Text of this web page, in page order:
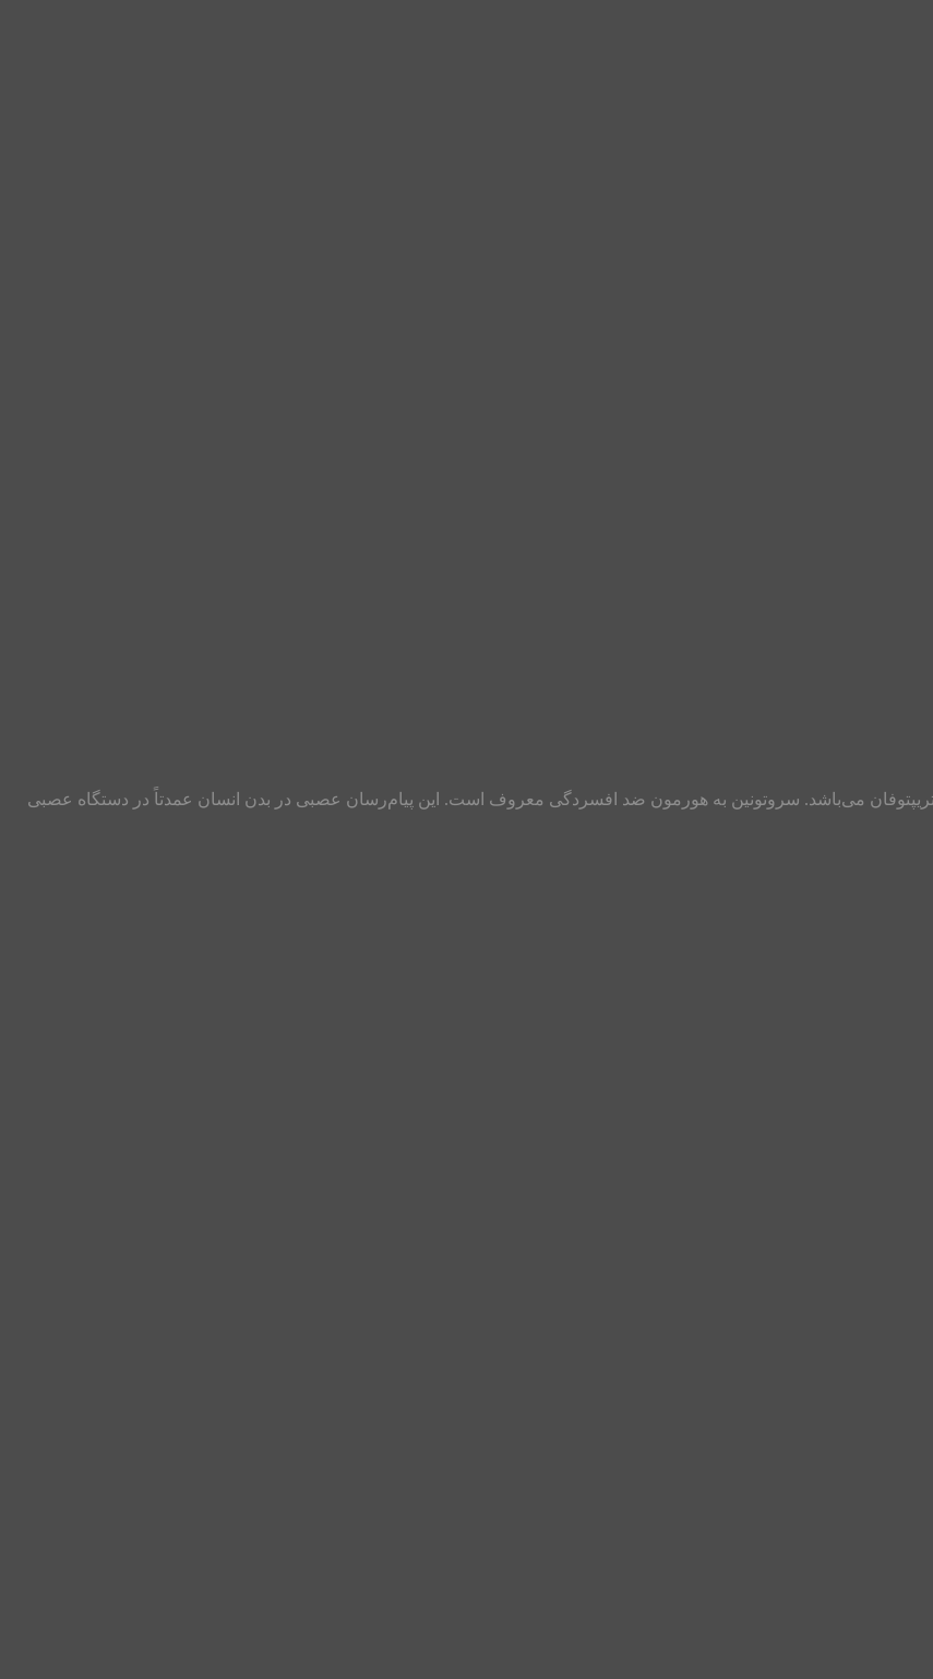
مشتقات تریپتوفان می‌باشد. سروتونین به هورمون ضد افسردگی معروف است. این پیام‌رسان عصبی در بدن انسان عمدتاً در دستگاه عصبی